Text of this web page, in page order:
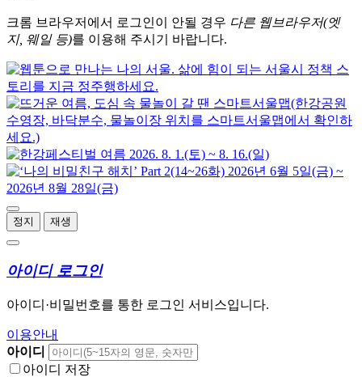
크롬 브라우저에서 로그인이 안될 경우 다른 웹브라우저(엣
지, 웨일 등)를 이용해 주시기 바랍니다.
정지 재생
아이디 로그인
아이디·비밀번호를 통한 로그인 서비스입니다.
이용안내
아이디
아이디 저장